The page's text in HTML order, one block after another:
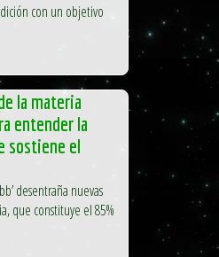
con un objetivo
la materia
entender la
sostiene el
desentraña nuevas
que constituye el 85%